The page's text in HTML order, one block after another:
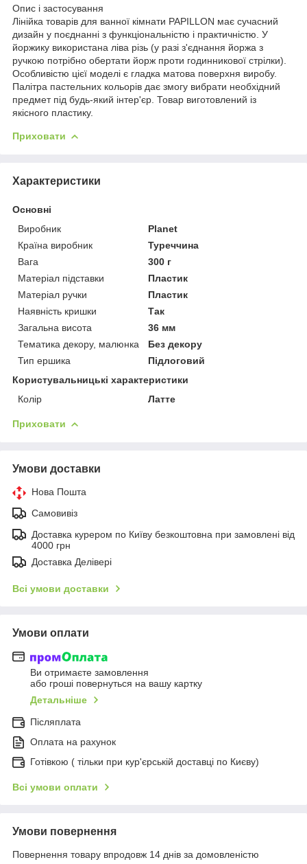
Опис і застосування
Лінійка товарів для ванної кімнати PAPILLON має сучасний
дизайн у поєднанні з функціональністю і практичністю. У
йоржику використана ліва різь (у разі з'єднання йоржа з
ручкою потрібно обертати йорж проти годинникової стрілки).
Особливістю цієї моделі є гладка матова поверхня виробу.
Палітра пастельних кольорів дає змогу вибрати необхідний
предмет під будь-який інтер'єр. Товар виготовлений із
якісного пластику.
Приховати
Характеристики
Основні
Виробник
Planet
Країна виробник
Туреччина
Вага
300 г
Матеріал підставки
Пластик
Матеріал ручки
Пластик
Наявність кришки
Так
Загальна висота
36 мм
Тематика декору, малюнка
Без декору
Тип ершика
Підлоговий
Користувальницькі характеристики
Колір
Латте
Приховати
Умови доставки
Нова Пошта
Самовивіз
Доставка курером по Київу безкоштовна при замовлені від
4000 грн
Доставка Делівері
Всі умови доставки
Умови оплати
Ви отримаєте замовлення
або гроші повернуться на вашу картку
Детальніше
Післяплата
Оплата на рахунок
Готівкою ( тільки при кур'єрській доставці по Києву)
Всі умови оплати
Умови повернення
Повернення товару впродовж 14 днів за домовленістю